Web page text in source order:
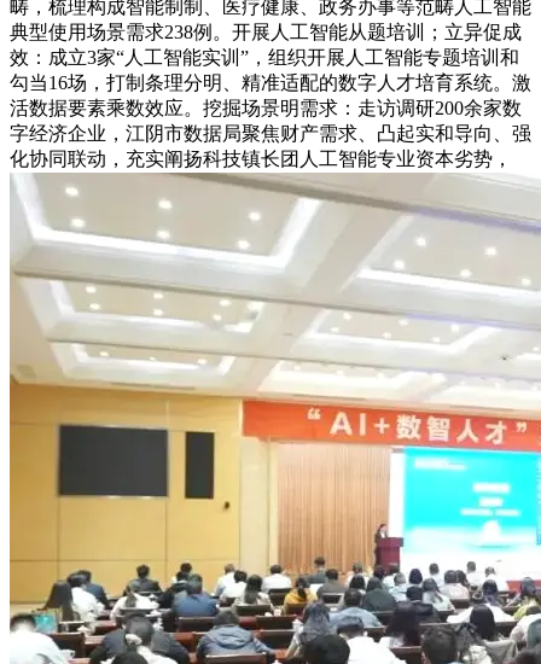
畴，梳理构成智能制制、医疗健康、政务办事等范畴人工智能
典型使用场景需求238例。开展人工智能从题培训；立异促成
效：成立3家“人工智能实训”，组织开展人工智能专题培训和
勾当16场，打制条理分明、精准适配的数字人才培育系统。激
活数据要素乘数效应。挖掘场景明需求：走访调研200余家数
字经济企业，江阴市数据局聚焦财产需求、凸起实和导向、强
化协同联动，充实阐扬科技镇长团人工智能专业资本劣势，